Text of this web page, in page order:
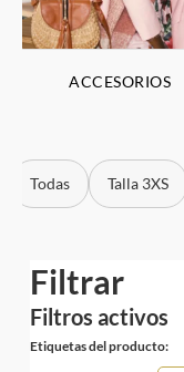
ACCESORIOS
Todas Talla 3XS
Filtrar
Filtros activos
Etiquetas del producto: